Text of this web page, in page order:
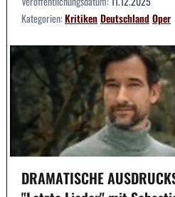
Kategorien:KritikenDeutschlandOper
DRAMATISCHE